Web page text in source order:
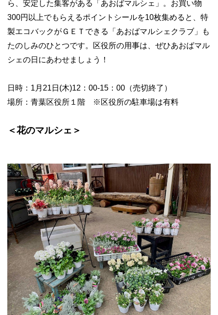
ら、安定した集客がある「あおばマルシェ」。お買い物
300円以上でもらえるポイントシールを10枚集めると、特
製エコバックがＧＥＴできる「あおばマルシェクラブ」も
たのしみのひとつです。区役所の用事は、ぜひあおばマル
シェの日にあわせましょう！
日時： 1 月 21 日 (木)12 ： 00-15 ： 00 （売切終了）
場所：青葉区役所１階 ※区役所の駐車場は有料
＜花のマルシェ＞